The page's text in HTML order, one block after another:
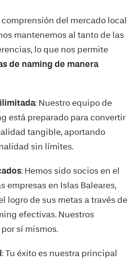
del mercado local
mantenemos al tanto de las
lo que nos permite
de naming de manera
: Nuestro equipo de
está preparado para convertir
tangible, aportando
sin límites.
: Hemos sido socios en el
empresas en
Islas Baleares,
logro de sus metas a través de
efectivas. Nuestros
sí mismos.
: Tu éxito es nuestra principal